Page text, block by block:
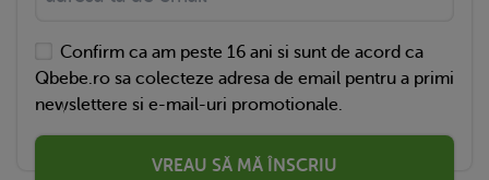
Confirm ca am peste 16 ani si sunt de acord ca
Qbebe.ro sa colecteze adresa de email pentru a primi
newslettere si e-mail-uri promotionale.
VREAU SĂ MĂ ÎNSCRIU